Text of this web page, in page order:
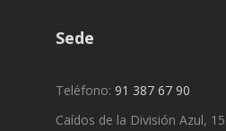
Sede
Teléfono: 91 387 67 90
Caídos de la División Azul, 15